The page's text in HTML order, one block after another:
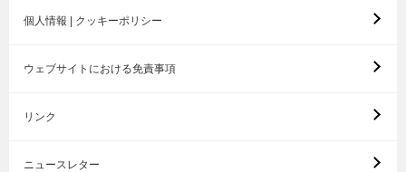
個人情報 | クッキーポリシー
ウェブサイトにおける免責事項
リンク
ニュースレター